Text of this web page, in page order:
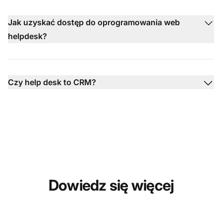
Jak uzyskać dostęp do oprogramowania web
helpdesk?
Czy help desk to CRM?
Dowiedz się więcej